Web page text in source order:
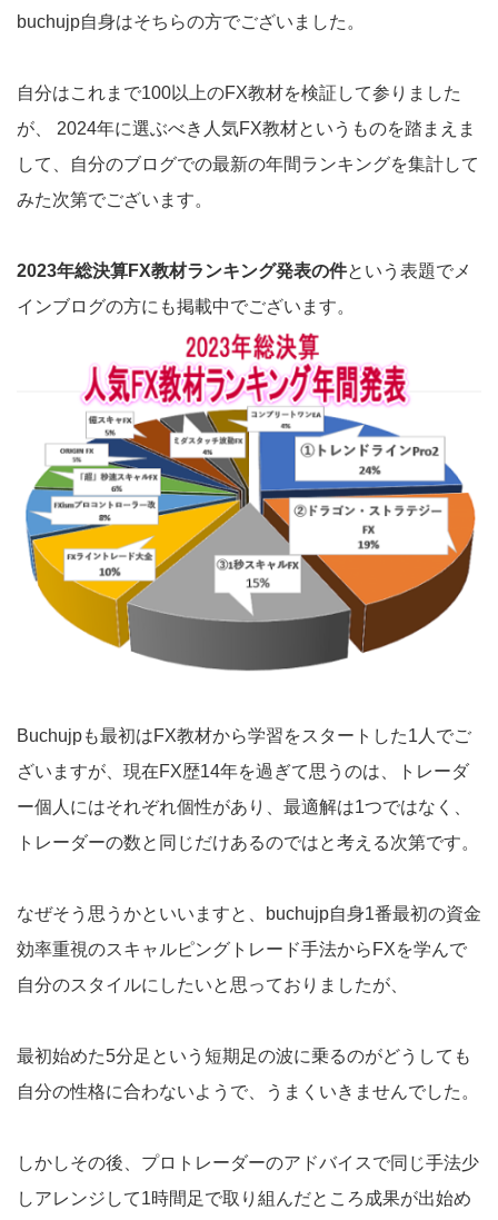
buchujp自身はそちらの方でございました。
自分はこれまで100以上のFX教材を検証して参りました
が、 2024年に選ぶべき人気FX教材というものを踏まえま
して、自分のブログでの最新の年間ランキングを集計して
みた次第でございます。
2023年総決算FX教材ランキング発表の件という表題でメ
インブログの方にも掲載中でございます。
Buchujpも最初はFX教材から学習をスタートした1人でご
ざいますが、現在FX歴14年を過ぎて思うのは、トレーダ
ー個人にはそれぞれ個性があり、最適解は1つではなく、
トレーダーの数と同じだけあるのではと考える次第です。
なぜそう思うかといいますと、buchujp自身1番最初の資金
効率重視のスキャルピングトレード手法からFXを学んで
自分のスタイルにしたいと思っておりましたが、
最初始めた5分足という短期足の波に乗るのがどうしても
自分の性格に合わないようで、うまくいきませんでした。
しかしその後、プロトレーダーのアドバイスで同じ手法少
しアレンジして1時間足で取り組んだところ成果が出始め